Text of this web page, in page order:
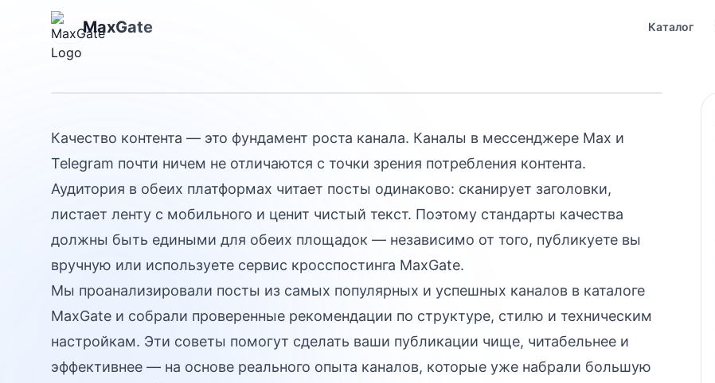
MaxGate Каталог
работает
Качество контента — это фундамент роста канала. Каналы в мессенджере Max и
Telegram почти ничем не отличаются с точки зрения потребления контента.
Аудитория в обеих платформах читает посты одинаково: сканирует заголовки,
листает ленту с мобильного и ценит чистый текст. Поэтому стандарты качества
должны быть едиными для обеих площадок — независимо от того, публикуете вы
вручную или используете сервис кросспостинга MaxGate.
Мы проанализировали посты из самых популярных и успешных каналов в каталоге
MaxGate и собрали проверенные рекомендации по структуре, стилю и техническим
настройкам. Эти советы помогут сделать ваши публикации чище, читабельнее и
эффективнее — на основе реального опыта каналов, которые уже набрали большую